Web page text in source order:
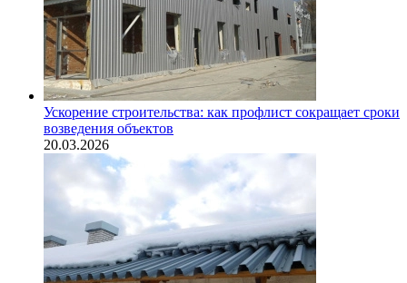
Ускорение строительства: как профлист сокращает сроки
возведения объектов
20.03.2026